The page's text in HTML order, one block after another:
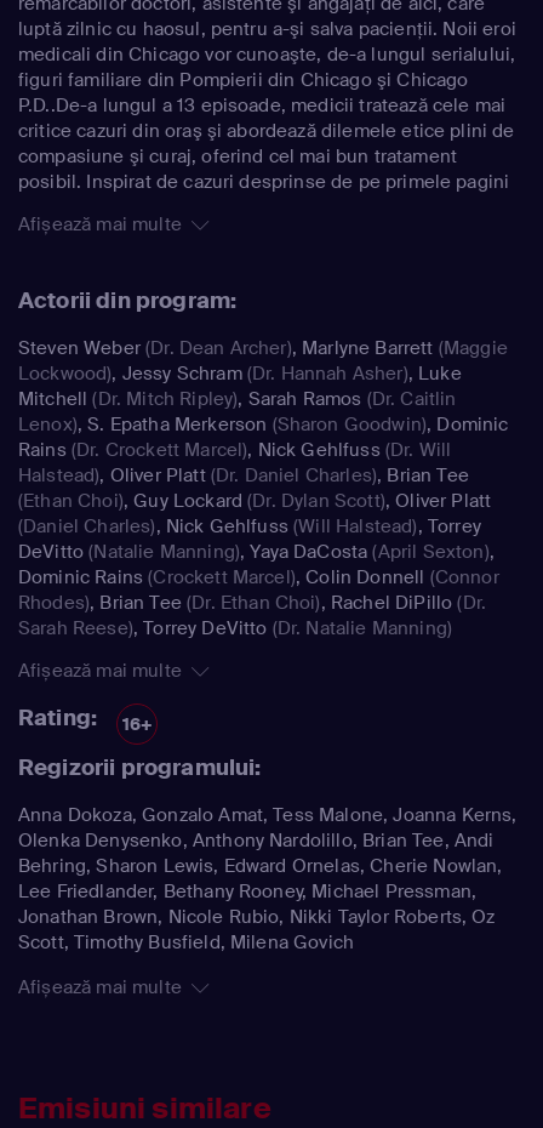
luptă zilnic cu haosul, pentru a-şi salva pacienţii. Noii eroi
medicali din Chicago vor cunoaşte, de-a lungul serialului,
figuri familiare din Pompierii din Chicago şi Chicago
P.D..De-a lungul a 13 episoade, medicii tratează cele mai
critice cazuri din oraş şi abordează dilemele etice plini de
compasiune şi curaj, oferind cel mai bun tratament
posibil. Inspirat de cazuri desprinse de pe primele pagini
descoperiri medicale cu poveştile personale dramatice ale
Afișează mai multe
Actorii din program:
Steven Weber(Dr. Dean Archer), Marlyne Barrett (Maggie
Lockwood), Jessy Schram(Dr. Hannah Asher), Luke
Mitchell (Dr. Mitch Ripley), Sarah Ramos (Dr. Caitlin
Lenox),S. Epatha Merkerson (Sharon Goodwin), Dominic
Rains (Dr. Crockett Marcel), Nick Gehlfuss (Dr. Will
Halstead), Oliver Platt(Dr. Daniel Charles), Brian Tee
(Ethan Choi),Guy Lockard (Dr. Dylan Scott),Oliver Platt
(Daniel Charles), Nick Gehlfuss (Will Halstead), Torrey
DeVitto (Natalie Manning),Yaya DaCosta (April Sexton),
Dominic Rains (Crockett Marcel),Colin Donnell (Connor
Rhodes), Brian Tee (Dr. Ethan Choi), Rachel DiPillo (Dr.
Sarah Reese),Torrey DeVitto (Dr. Natalie Manning)
Afișează mai multe
Rating: 16+
Regizorii programului:
Anna Dokoza, Gonzalo Amat, Tess Malone, Joanna Kerns,
Olenka Denysenko, Anthony Nardolillo, Brian Tee, Andi
Behring, Sharon Lewis, Edward Ornelas, Cherie Nowlan,
Lee Friedlander, Bethany Rooney, Michael Pressman,
Jonathan Brown, Nicole Rubio, Nikki Taylor Roberts, Oz
Scott, Timothy Busfield, Milena Govich
Afișează mai multe
Emisiuni similare